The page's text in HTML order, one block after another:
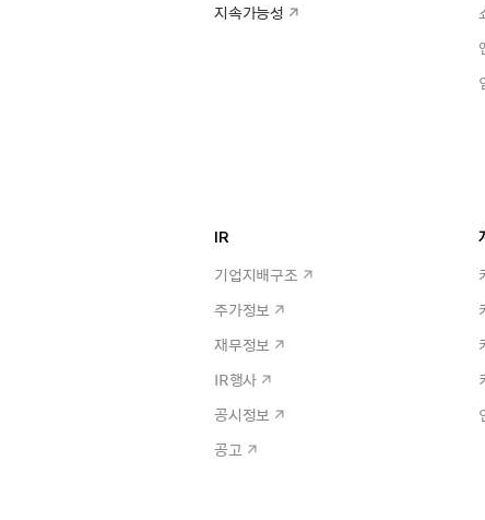
지속가능성
IR
기업지배구조
주가정보
재무정보
IR행사
공시정보
공고